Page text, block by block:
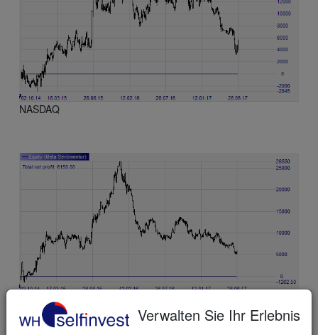
NASDAQ
S&P 500
Verwalten Sie Ihr Erlebnis